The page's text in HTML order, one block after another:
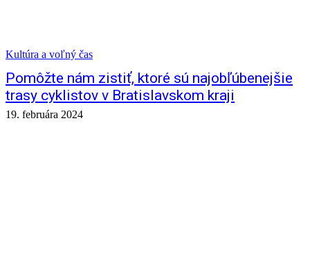
Kultúra a voľný čas
Pomôžte nám zistiť, ktoré sú najobľúbenejšie
trasy cyklistov v Bratislavskom kraji
19. februára 2024